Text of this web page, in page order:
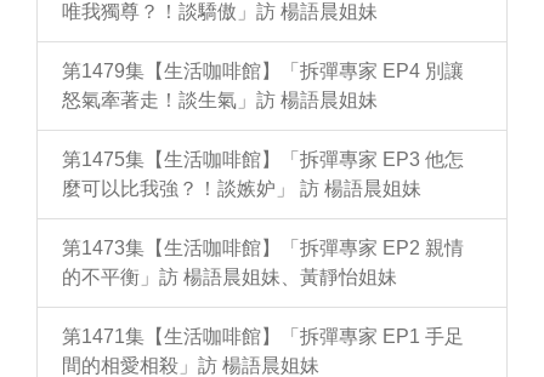
唯我獨尊？！談驕傲」訪 楊語晨姐妹
第1479集【生活咖啡館】「拆彈專家 EP4 別讓
怒氣牽著走！談生氣」訪 楊語晨姐妹
第1475集【生活咖啡館】「拆彈專家 EP3 他怎
麼可以比我強？！談嫉妒」 訪 楊語晨姐妹
第1473集【生活咖啡館】「拆彈專家 EP2 親情
的不平衡」訪 楊語晨姐妹、黃靜怡姐妹
第1471集【生活咖啡館】「拆彈專家 EP1 手足
間的相愛相殺」訪 楊語晨姐妹